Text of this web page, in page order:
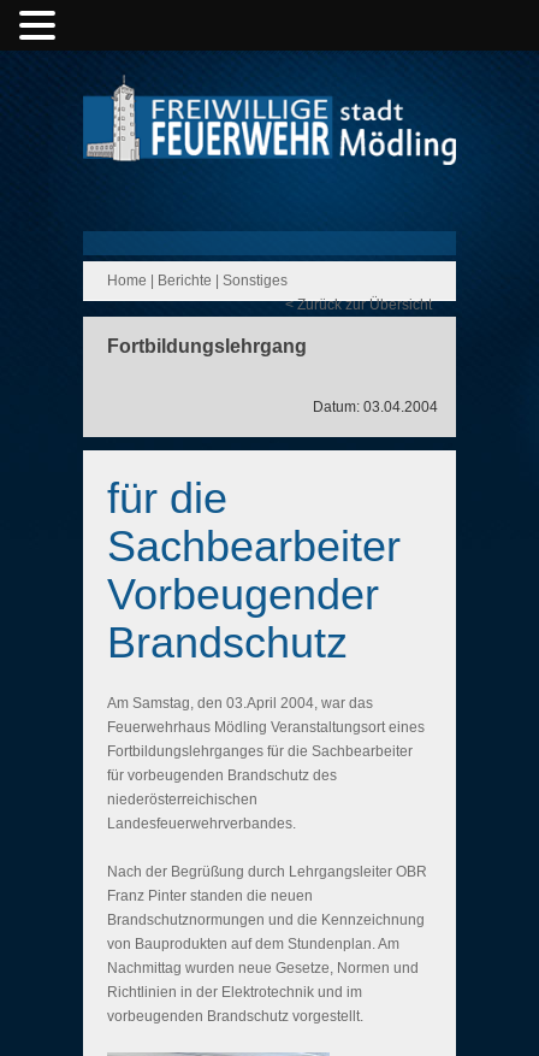
Home Berichte
Sonstiges
< Zurück zur Übersicht
Fortbildungslehrgang
Datum: 03.04.2004
für die
Sachbearbeiter
Vorbeugender
Brandschutz
Am Samstag, den 03.April 2004, war das
Feuerwehrhaus Mödling Veranstaltungsort eines
Fortbildungslehrganges für die Sachbearbeiter
für vorbeugenden Brandschutz des
niederösterreichischen
Landesfeuerwehrverbandes.
Nach der Begrüßung durch Lehrgangsleiter OBR
Franz Pinter standen die neuen
Brandschutznormungen und die Kennzeichnung
von Bauprodukten auf dem Stundenplan. Am
Nachmittag wurden neue Gesetze, Normen und
Richtlinien in der Elektrotechnik und im
vorbeugenden Brandschutz vorgestellt.